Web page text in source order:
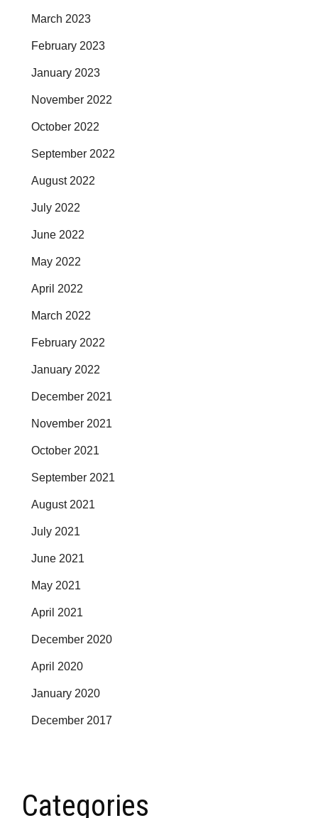
March 2023
February 2023
January 2023
November 2022
October 2022
September 2022
August 2022
July 2022
June 2022
May 2022
April 2022
March 2022
February 2022
January 2022
December 2021
November 2021
October 2021
September 2021
August 2021
July 2021
June 2021
May 2021
April 2021
December 2020
April 2020
January 2020
December 2017
Categories